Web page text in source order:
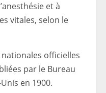
et à
vitales, selon le
officielles
par le Bureau
en 1900.